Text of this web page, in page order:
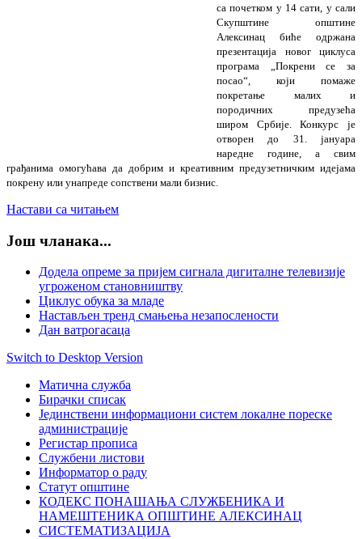
са почетком у 14 сати, у сали
Скупштине општине
Алексинац биће одржана
презентација новог циклуса
програма „Покрени се за
посао“, који помаже
покретање малих и
породичних предузећа
широм Србије. Конкурс је
отворен до 31. јануара
наредне године, а свим
грађанима омогућава да добрим и креативним предузетничким идејама
покрену или унапреде сопствени мали бизнис.
Настави са читањем
Још чланака...
Додела опреме за пријем сигнала дигиталне телевизије
угроженом становништву
Циклус обука за младе
Настављен тренд смањења незапослености
Дан ватрогасаца
Switch to Desktop Version
Матична служба
Бирачки списак
Јединствени информациони систем локалне пореске
администрације
Регистар прописа
Службени листови
Информатор о раду
Статут општине
КОДЕКС ПОНАШАЊА СЛУЖБЕНИКА И
НАМЕШТЕНИКА ОПШТИНЕ АЛЕКСИНАЦ
СИСТЕМАТИЗАЦИЈА